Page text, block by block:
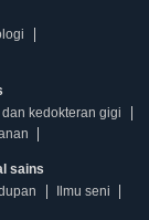
dan kedokteran gigi
sains
Ilmu seni